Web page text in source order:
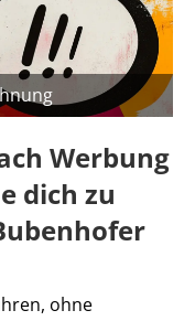
Werbung
dich zu
ohne